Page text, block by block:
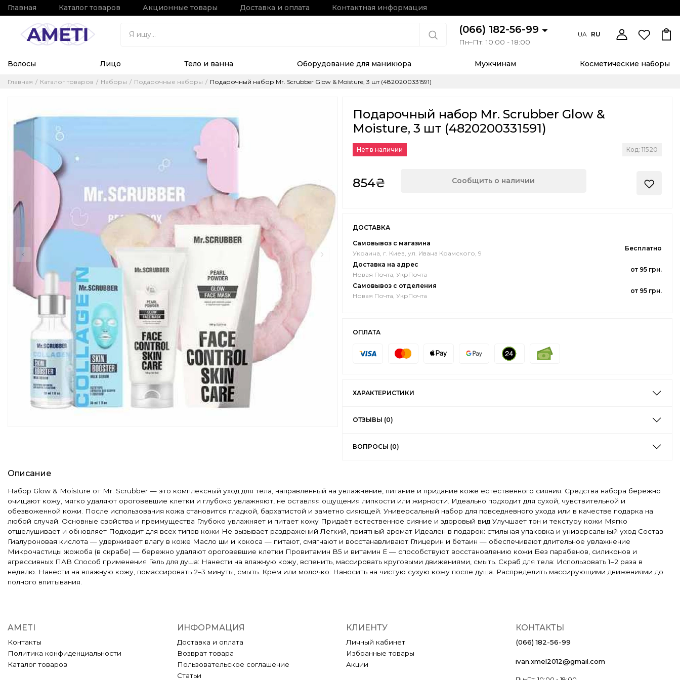
Главная Каталог товаров Акционные товары Доставка и оплата Контактная информация
(066) 182-56-99
Пн–Пт: 10:00 - 18:00
UA RU
Волосы Лицо Тело и ванна Оборудование для маникюра Мужчинам Косметические наборы
Главная Каталог товаров Наборы Подарочные наборы Подарочный набор Mr. Scrubber Glow & Moisture, 3 шт (4820200331591)
Подарочный набор Mr. Scrubber Glow &
Moisture, 3 шт (4820200331591)
Нет в наличии Код: 11520
854₴ Сообщить о наличии
ДОСТАВКА
Самовывоз с магазина
Украина, г. Киев, ул. Ивана Крамского, 9
Бесплатно
Доставка на адрес
Новая Почта, УкрПочта
от 95 грн.
Самовывоз с отделения
Новая Почта, УкрПочта
от 95 грн.
ОПЛАТА
ХАРАКТЕРИСТИКИ
ОТЗЫВЫ (0)
ВОПРОСЫ (0)
Описание
Набор Glow & Moisture от Mr. Scrubber — это комплексный уход для тела, направленный на увлажнение, питание и придание коже естественного сияния. Средства набора бережно
очищают кожу, мягко удаляют ороговевшие клетки и глубоко увлажняют, не оставляя ощущения липкости или жирности. Идеально подходит для сухой, чувствительной и
обезвоженной кожи. После использования кожа становится гладкой, бархатистой и заметно сияющей. Универсальный набор для повседневного ухода или в качестве подарка на
любой случай. Основные свойства и преимущества Глубоко увлажняет и питает кожу Придаёт естественное сияние и здоровый вид Улучшает тон и текстуру кожи Мягко
отшелушивает и обновляет Подходит для всех типов кожи Не вызывает раздражений Легкий, приятный аромат Идеален в подарок: стильная упаковка и универсальный уход Состав
Гиалуроновая кислота — удерживает влагу в коже Масло ши и кокоса — питают, смягчают и восстанавливают Глицерин и бетаин — обеспечивают длительное увлажнение
Микрочастицы жожоба (в скрабе) — бережно удаляют ороговевшие клетки Провитамин B5 и витамин E — способствуют восстановлению кожи Без парабенов, силиконов и
агрессивных ПАВ Способ применения Гель для душа: Нанести на влажную кожу, вспенить, массировать круговыми движениями, смыть. Скраб для тела: Использовать 1–2 раза в
неделю. Нанести на влажную кожу, помассировать 2–3 минуты, смыть. Крем или молочко: Наносить на чистую сухую кожу после душа. Распределить массирующими движениями до
полного впитывания.
AMETI
Контакты
Политика конфиденциальности
Каталог товаров
ИНФОРМАЦИЯ
Доставка и оплата
Возврат товара
Пользовательское соглашение
Статьи
КЛИЕНТУ
Личный кабинет
Избранные товары
Акции
КОНТАКТЫ
(066) 182-56-99
ivan.xmel2012@gmail.com